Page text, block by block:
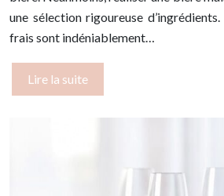
une sélection rigoureuse
frais sont indéniablement…
Lire la suite